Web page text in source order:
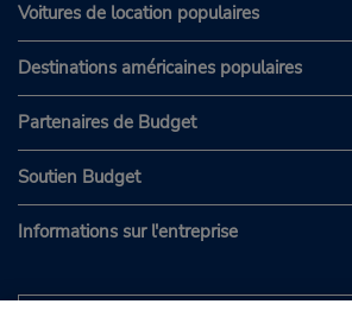
Voitures de location populaires
Destinations américaines populaires
Partenaires de Budget
Soutien Budget
Informations sur l'entreprise